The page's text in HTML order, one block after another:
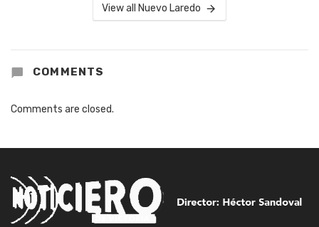
View all Nuevo Laredo
COMMENTS
Comments are closed.